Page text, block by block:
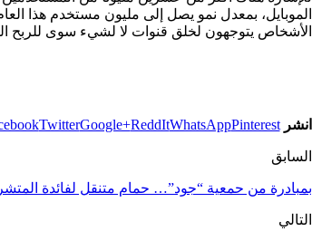
الموبايل، بمعدل نمو يصل إلى مليون مستخدم هذا
الأشخاص يتوجهون لخلق قنوات لا لشيء سوى للربح
انشر TwitterGoogle+ReddItWhatsAppPinterest
السابق
بمبادرة من حمعية “جود”… حمام متنقل لفائدة
التالي